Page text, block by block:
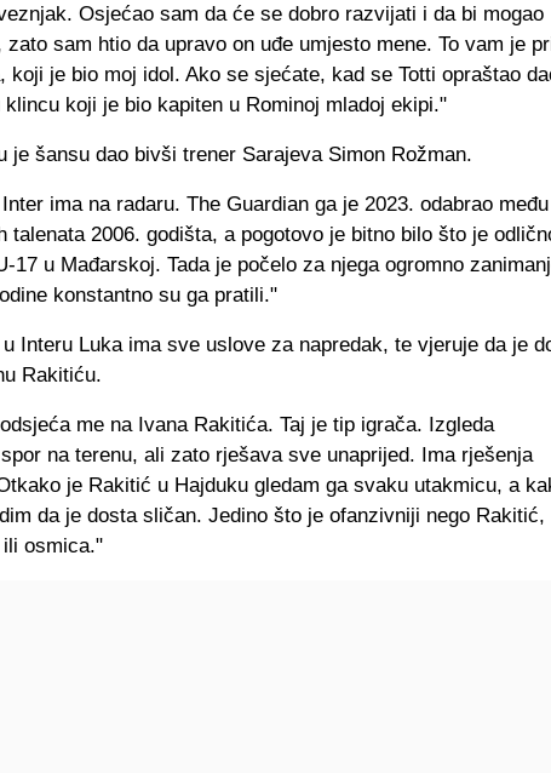
Osjećao sam da će se dobro razvijati i da bi mogao
sam htio da upravo on uđe umjesto mene. To vam je
koji je bio moj idol. Ako se sjećate, kad se Totti opraštao
koji je bio kapiten u Rominoj mladoj ekipi."
je šansu dao bivši trener Sarajeva Simon Rožman.
ima na radaru. The Guardian ga je 2023. odabrao
talenata 2006. godišta, a pogotovo je bitno bilo što je
17 u Mađarskoj. Tada je počelo za njega ogromno
konstantno su ga pratili."
Interu Luka ima sve uslove za napredak, te vjeruje da je
Rakitiću.
me na Ivana Rakitića. Taj je tip igrača. Izgleda
na terenu, ali zato rješava sve unaprijed. Ima rješenja
je Rakitić u Hajduku gledam ga svaku utakmicu, a
da je dosta sličan. Jedino što je ofanzivniji nego Rakitić,
osmica."